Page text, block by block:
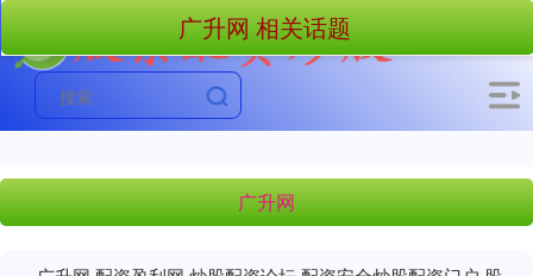
广升网
广升网 相关话题